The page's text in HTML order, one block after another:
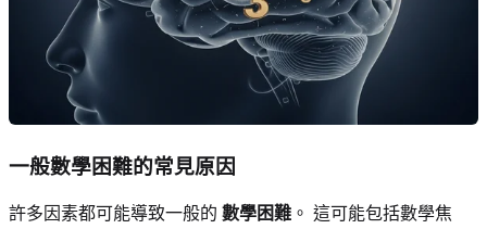
一般數學困難的常見原因
許多因素都可能導致一般的 數學困難 。 這可能包括數學焦